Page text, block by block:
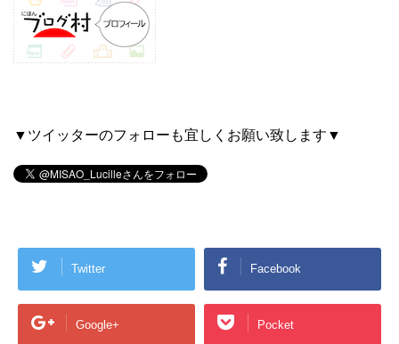
▼ツイッターのフォローも宜しくお願い致します▼
Twitter Facebook
Google+ Pocket